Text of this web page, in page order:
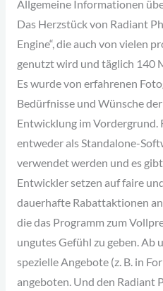
Allgemeine Informationen
Das Herzstück von Radiant
Engine“, die auch von vielen
genutzt wird und täglich 140
Es wurde von erfahrenen
Bedürfnisse und Wünsche
Entwicklung im Vordergrund.
entweder als Standalone-
verwendet werden und es
Entwickler setzen auf faire
dauerhafte Rabattaktionen
die das Programm zum
ungutes Gefühl zu geben. Ab
spezielle Angebote (z. B. in
angeboten. Und den Radiant